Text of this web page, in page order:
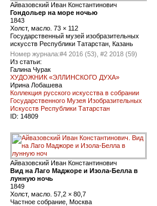
Айвазовский Иван Константинович
Гондольер на море ночью
1843
Холст, масло. 73 × 112
Государственный музей изобразительных
искусств Республики Татарстан, Казань
Номер журнала:#4 2016 (53), #2 2018 (59)
Из статьи:
Галина Чурак
ХУДОЖНИК «ЭЛЛИНСКОГО ДУХА»
Ирина Лобашева
Коллекция русского искусства в собрании
Государственного Музея Изобразительных
Искусств Республики Татарстан
ID: 14809
Айвазовский Иван Константинович
Вид на Лаго Маджоре и Изола-Белла в
лунную ночь
1849
Холст, масло. 57,2 × 80,7
Частное собрание, Москва